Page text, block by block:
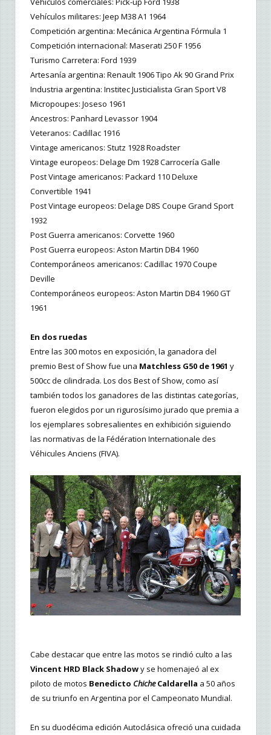
Vehículos militares: Jeep M38 A1 1964
Competición argentina: Mecánica Argentina Fórmula 1
Competición internacional: Maserati 250 F 1956
Turismo Carretera: Ford 1939
Artesanía argentina: Renault 1906 Tipo Ak 90 Grand Prix
Industria argentina: Institec Justicialista Gran Sport V8
Micropoupes: Joseso 1961
Ancestros: Panhard Levassor 1904
Veteranos: Cadillac 1916
Vintage americanos: Stutz 1928 Roadster
Vintage europeos: Delage Dm 1928 Carrocería Galle
Post Vintage americanos: Packard 110 Deluxe
Convertible 1941
Post Vintage europeos: Delage D8S Coupe Grand Sport
1932
Post Guerra americanos: Corvette 1960
Post Guerra europeos: Aston Martin DB4 1960
Contemporáneos americanos: Cadillac 1970 Coupe
Deville
Contemporáneos europeos: Aston Martin DB4 1960 GT
1961
En dos ruedas
Entre las 300 motos en exposición, la ganadora del
premio Best of Show fue una Matchless G50 de 1961 y
500cc de cilindrada. Los dos Best of Show, como así
también todos los ganadores de las distintas categorías,
fueron elegidos por un rigurosísimo jurado que premia a
los ejemplares sobresalientes en exhibición siguiendo
las normativas de la Fédération Internationale des
Véhicules Anciens (FIVA).
Cabe destacar que entre las motos se rindió culto a las
Vincent HRD Black Shadowy se homenajeó al ex
piloto de motos Benedicto ChicheCaldarella a 50 años
de su triunfo en Argentina por el Campeonato Mundial.
En su duodécima edición Autoclásica ofreció una cuidada